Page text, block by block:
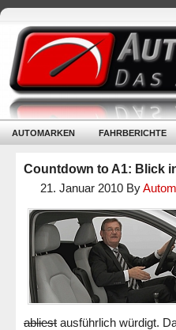
AUTOMARKEN FAHRBERICHTE
Countdown to A1: Blick
21. Januar 2010 By
abliest ausführlich würdigt.